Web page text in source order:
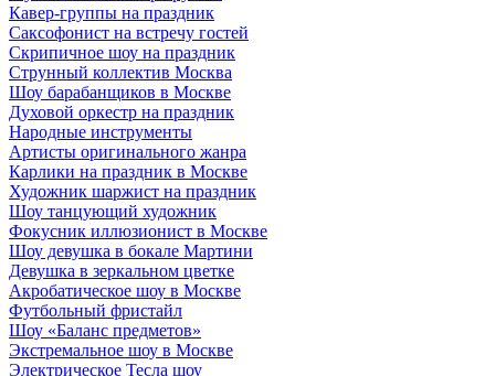
Кавер-группы на праздник
Саксофонист на встречу гостей
Скрипичное шоу на праздник
Струнный коллектив Москва
Шоу барабанщиков в Москве
Духовой оркестр на праздник
Народные инструменты
Артисты оригинального жанра
Карлики на праздник в Москве
Художник шаржист на праздник
Шоу танцующий художник
Фокусник иллюзионист в Москве
Шоу девушка в бокале Мартини
Девушка в зеркальном цветке
Акробатическое шоу в Москве
Футбольный фристайл
Шоу «Баланс предметов»
Экстремальное шоу в Москве
Электрическое Тесла шоу